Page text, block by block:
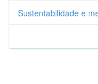
Sustentabilidade e